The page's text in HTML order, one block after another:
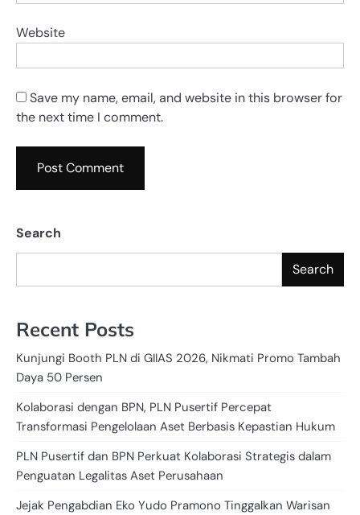
Website
Save my name, email, and website in this browser for
the next time I comment.
Search
Search
Recent Posts
Kunjungi Booth PLN di GIIAS 2026, Nikmati Promo Tambah
Daya 50 Persen
Kolaborasi dengan BPN, PLN Pusertif Percepat
Transformasi Pengelolaan Aset Berbasis Kepastian Hukum
PLN Pusertif dan BPN Perkuat Kolaborasi Strategis dalam
Penguatan Legalitas Aset Perusahaan
Jejak Pengabdian Eko Yudo Pramono Tinggalkan Warisan